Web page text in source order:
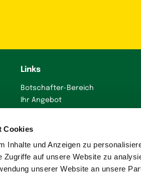
Cookies
Inhalte und Anzeigen zu
Zugriffe auf unsere Website zu
unserer Website an unsere
Links
Botschafter-Bereich
Ihr Angebot
Presse